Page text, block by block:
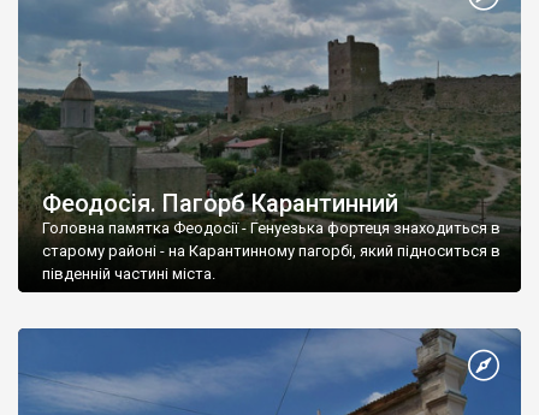
Феодосія. Пагорб Карантинний
Головна памятка Феодосії - Генуезька фортеця знаходиться в
старому районі - на Карантинному пагорбі, який підноситься в
південній частині міста.